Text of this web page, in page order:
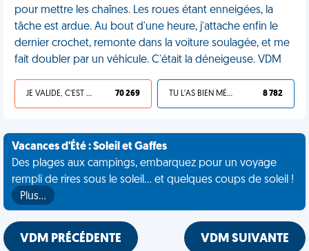
pour mettre les chaînes. Les roues étant enneigées, la
tâche est ardue. Au bout d'une heure, j'attache enfin le
dernier crochet, remonte dans la voiture soulagée, et me
fait doubler par un véhicule. C'était la déneigeuse. VDM
JE VALIDE, C'EST UNE VDM 70 269 TU L'AS BIEN MÉRITÉ 8 782
Vacances d'Été : Soleil et Gaffes
Des plages aux campings, embarquez pour un voyage
rempli de rires sous le soleil... et quelques coups de soleil !
Plus…
VDM PRÉCÉDENTE VDM SUIVANTE